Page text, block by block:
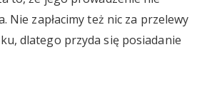
Nie zapłacimy też nic za przelewy
dlatego przyda się posiadanie